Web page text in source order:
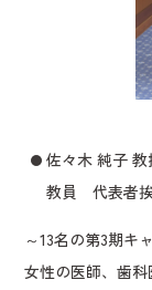
佐々木 純子
教員 代表者
～13名の第3期キ
女性の医師、歯